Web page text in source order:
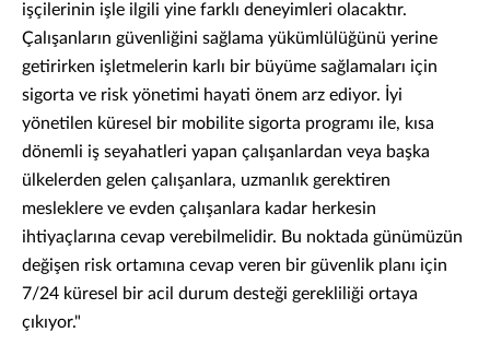
işçilerinin işle ilgili yine farklı deneyimleri olacaktır.
Çalışanların güvenliğini sağlama yükümlülüğünü yerine
getirirken işletmelerin karlı bir büyüme sağlamaları için
sigorta ve risk yönetimi hayati önem arz ediyor. İyi
yönetilen küresel bir mobilite sigorta programı ile, kısa
dönemli iş seyahatleri yapan çalışanlardan veya başka
ülkelerden gelen çalışanlara, uzmanlık gerektiren
mesleklere ve evden çalışanlara kadar herkesin
ihtiyaçlarına cevap verebilmelidir. Bu noktada günümüzün
değişen risk ortamına cevap veren bir güvenlik planı için
7/24 küresel bir acil durum desteği gerekliliği ortaya
çıkıyor."